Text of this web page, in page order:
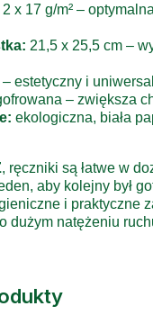
2 x 17 g/m² –
21,5 x 25,5 cm –
– estetyczny i
– zwiększa
ekologiczna, biała
, ręczniki są łatwe w
aby kolejny był
i praktyczne
dużym natężeniu